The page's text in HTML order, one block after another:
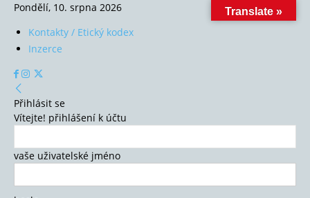
Pondělí, 10. srpna 2026
Kontakty / Etický kodex
Inzerce
Přihlásit se
Vítejte! přihlášení k účtu
vaše uživatelské jméno
Translate »